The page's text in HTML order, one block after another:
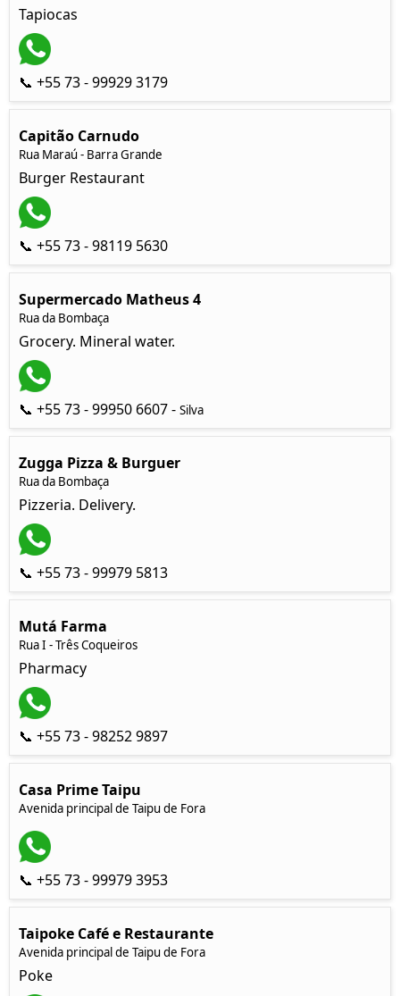
Tapiocas
📞 +55 73 - 99929 3179
Capitão Carnudo
Rua Maraú - Barra Grande
Burger Restaurant
📞 +55 73 - 98119 5630
Supermercado Matheus 4
Rua da Bombaça
Grocery. Mineral water.
📞 +55 73 - 99950 6607 - Silva
Zugga Pizza & Burguer
Rua da Bombaça
Pizzeria. Delivery.
📞 +55 73 - 99979 5813
Mutá Farma
Rua I - Três Coqueiros
Pharmacy
📞 +55 73 - 98252 9897
Casa Prime Taipu
Avenida principal de Taipu de Fora
📞 +55 73 - 99979 3953
Taipoke Café e Restaurante
Avenida principal de Taipu de Fora
Poke